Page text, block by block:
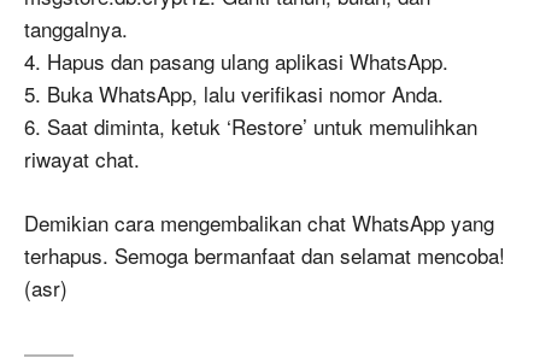
tanggalnya.
4. Hapus dan pasang ulang aplikasi WhatsApp.
5. Buka WhatsApp, lalu verifikasi nomor Anda.
6. Saat diminta, ketuk ‘Restore’ untuk memulihkan
riwayat chat.
Demikian cara mengembalikan chat WhatsApp yang
terhapus. Semoga bermanfaat dan selamat mencoba!
(asr)